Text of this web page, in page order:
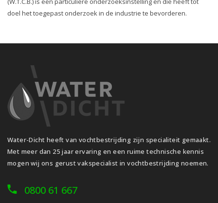
doel het toegepast onderzoek in de industrie te bevorderen.
Water-Dicht heeft van vochtbestrijding zijn specialiteit gemaakt.
Met meer dan 25 jaar ervaring en een ruime technische kennis
mogen wij ons gerust vakspecialist in vochtbestrijding noemen.
0800 61 667